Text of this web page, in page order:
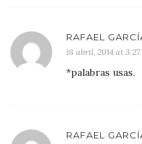
RAFAEL
18 abril, 2014 at
*palabras usas.
RAFAEL